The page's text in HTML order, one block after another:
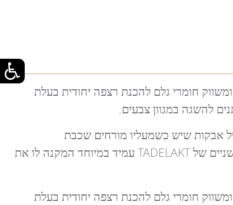
חומרי גלם להכנת רצפה יחודית בעלת
להשגה במגוון צבעים.
אבקות שיש כשמעליו מורחים שכבת
לאחר יציקת חומר המילוי בעובי של כ- 2.5 ס"מ, מורחים שכבה של כמילימטר או שניים של TADELAKT עמיד במיוחד המקנה לו את
חומרי גלם להכנת רצפה יחודית בעלת